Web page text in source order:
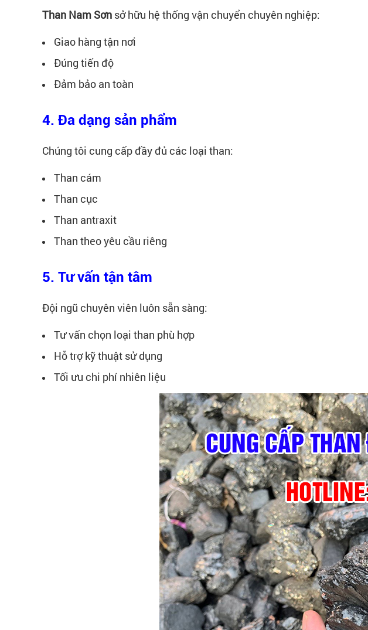
Than Nam Sơn sở hữu hệ thống vận chuyển chuyên nghiệp:
Giao hàng tận nơi
Đúng tiến độ
Đảm bảo an toàn
4. Đa dạng sản phẩm
Chúng tôi cung cấp đầy đủ các loại than:
Than cám
Than cục
Than antraxit
Than theo yêu cầu riêng
5. Tư vấn tận tâm
Đội ngũ chuyên viên luôn sẵn sàng:
Tư vấn chọn loại than phù hợp
Hỗ trợ kỹ thuật sử dụng
Tối ưu chi phí nhiên liệu